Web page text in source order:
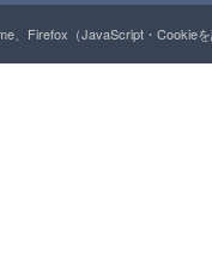
、Firefox（JavaScript・Cookie